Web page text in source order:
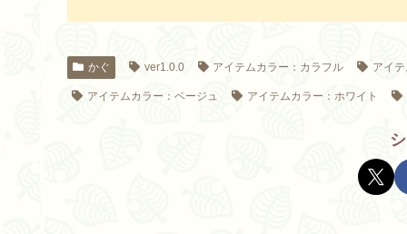
かぐ ver1.0.0 アイテムカラー：カラフル アイ
アイテムカラー：ベージュ アイテムカラー：ホワイト